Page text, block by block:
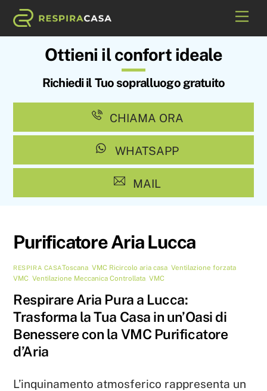
Skip
Ottieni il confort ideale
Richiedi il Tuo sopralluogo gratuito
CHIAMA ORA
WHATSAPP
MAIL
Purificatore Aria Lucca
RESPIRA CASAToscana, VMC Ricircolo aria casa, Ventilazione forzata
VMC ,Ventilazione Meccanica Controllata ,VMC
Respirare Aria Pura a Lucca:
Trasforma la Tua Casa in un’Oasi di
Benessere con la VMC Purificatore
d’Aria
L’inquinamento atmosferico rappresenta un